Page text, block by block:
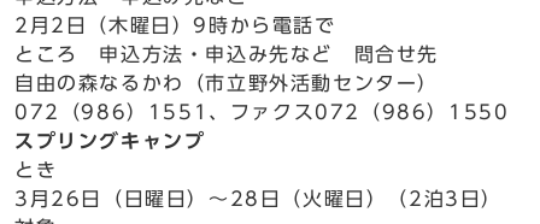
2月2日（木曜日）9時から電話で
ところ 申込方法・申込み先など 問合せ先
自由の森なるかわ（市立野外活動センター）
072（986）1551、ファクス072（986）1550
スプリングキャンプ
とき
3月26日（日曜日）～28日（火曜日）（2泊3日）